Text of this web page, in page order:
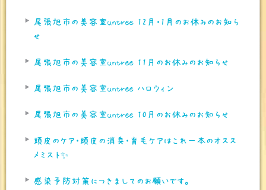
尾張旭市の美容室untree 12月・1月のお休みのお知ら
せ
尾張旭市の美容室untree 11月のお休みのお知らせ
尾張旭市の美容室untree ハロウィン
尾張旭市の美容室untree 10月のお休みのお知らせ
頭皮のケア・頭皮の消臭・育毛ケアはこれ一本のオスス
メミスト✨
感染予防対策につきましてのお願いです。